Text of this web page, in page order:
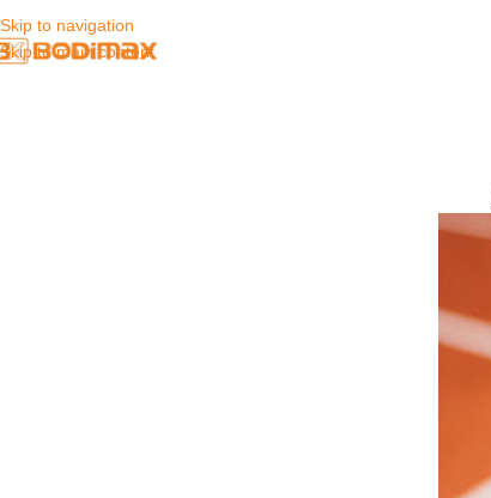
Skip to navigation
Skip to main content